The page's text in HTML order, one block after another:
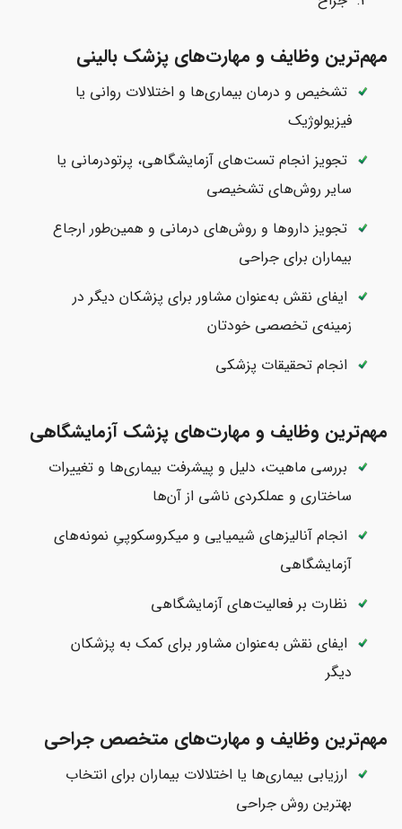
مهم‌ترین وظایف و مهارت‌های پزشک بالینی
تشخیص و درمان بیماری‌ها و اختلالات روانی یا
فیزیولوژیک
تجویز انجام تست‌های آزمایشگاهی، پرتودرمانی یا
سایر روش‌های تشخیصی
تجویز داروها و روش‌های درمانی و همین‌طور ارجاع
بیماران برای جراحی
ایفای نقش به‌عنوان مشاور برای پزشکان دیگر در
زمینه‌ی تخصصی خودتان
انجام تحقیقات پزشکی
مهم‌ترین وظایف و مهارت‌های پزشک آزمایشگاهی
بررسی ماهیت، دلیل و پیشرفت بیماری‌ها و تغییرات
ساختاری و عملکردی ناشی از آن‌ها
انجام آنالیزهای شیمیایی و میکروسکوپیِ نمونه‌های
آزمایشگاهی
نظارت بر فعالیت‌های آزمایشگاهی
ایفای نقش به‌عنوان مشاور برای کمک به پزشکان
دیگر
مهم‌ترین وظایف و مهارت‌های متخصص جراحی
ارزیابی بیماری‌ها یا اختلالات بیماران برای انتخاب
بهترین روش جراحی